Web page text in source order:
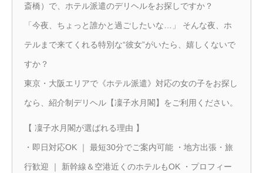
斎橋）で、ホテル派遣のデリヘルをお探しですか？
「今夜、ちょっと誰かと過ごしたいな…」 そんな夜、ホ
テルまで来てくれる特別な“彼女”がいたら、嬉しくないで
すか？
東京・大阪エリアで《ホテル派遣》対応の女の子をお探し
なら、紹介制デリヘル【凜子水月閣】をご利用ください。
【 凜子水月閣が選ばれる理由 】
・即日対応OK ｜ 最短30分でご案内可能 ・地方出張・旅
行歓迎 ｜ 新幹線＆空港近くのホテルもOK ・プロフィー